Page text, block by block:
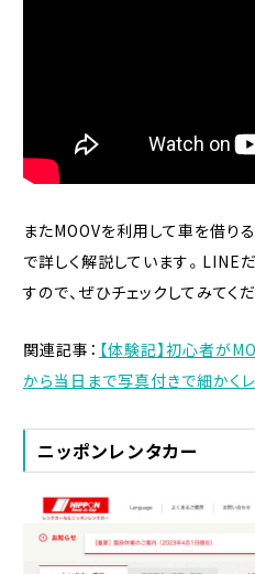
またMOOVを利用して車を借り
で詳しく解説しています。LINE
すので、ぜひチェックしてみてくだ
関連記事： 【体験記】初心者が
から当日まで写真付きで細かく
ニッポンレンタカー